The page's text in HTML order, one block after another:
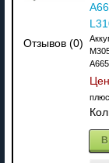
Отзывов (0)
плюс